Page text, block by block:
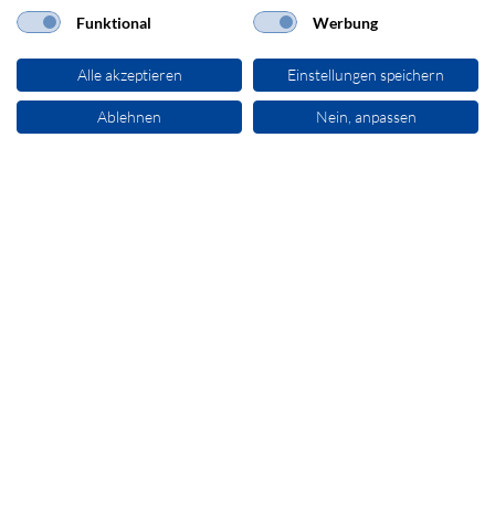
+49 7243 383-111
sales@secomp.de
Funktional Werbung
Alle akzeptieren Einstellungen speichern
Ablehnen Nein, anpassen